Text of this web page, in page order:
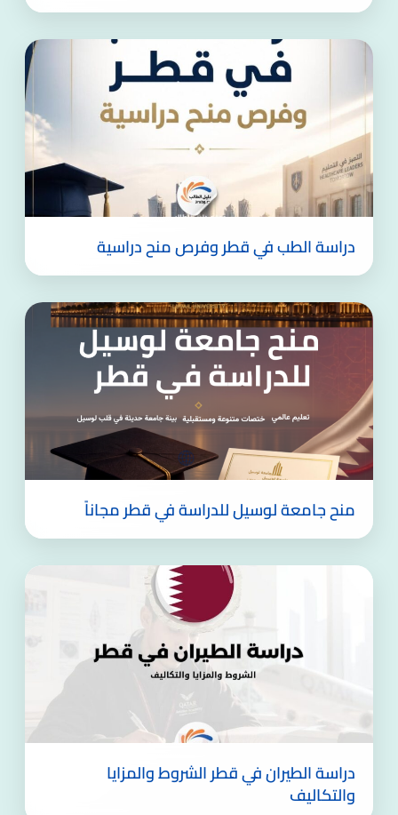
دراسة الطب في قطر وفرص منح دراسية
منح جامعة لوسيل للدراسة في قطر مجاناً
دراسة الطيران في قطر الشروط والمزايا
والتكاليف